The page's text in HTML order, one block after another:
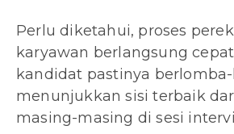
Perlu diketahui, proses
karyawan berlangsung
kandidat pastinya
menunjukkan sisi terbaik
masing-masing di sesi